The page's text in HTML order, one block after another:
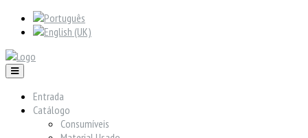
Entrada
Catálogo
Consumíveis